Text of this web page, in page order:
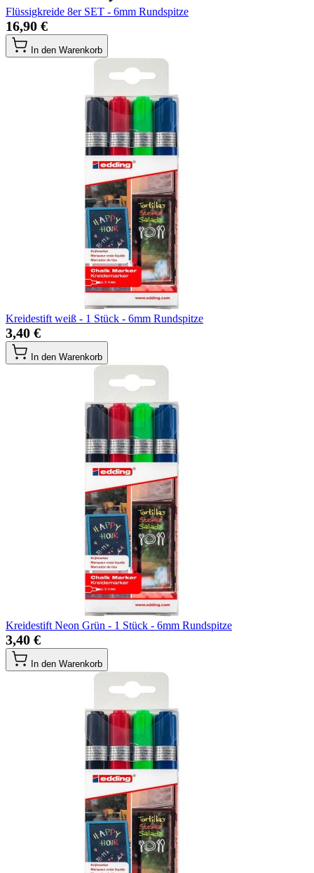
Flüssigkreide 8er SET - 6mm Rundspitze
16,90 €
In den Warenkorb
Kreidestift weiß - 1 Stück - 6mm Rundspitze
3,40 €
In den Warenkorb
Kreidestift Neon Grün - 1 Stück - 6mm Rundspitze
3,40 €
In den Warenkorb